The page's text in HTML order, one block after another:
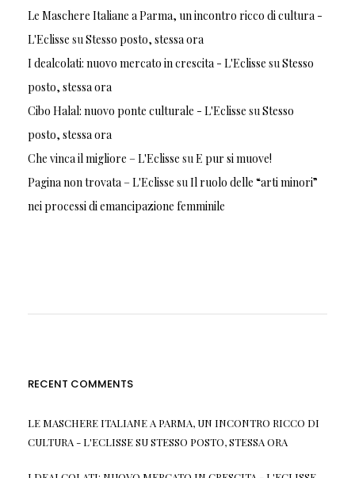
Le Maschere Italiane a Parma, un incontro ricco di cultura -
L'Eclisse suStesso posto, stessa ora
I dealcolati: nuovo mercato in crescita - L'Eclisse suStesso
posto, stessa ora
Cibo Halal: nuovo ponte culturale - L'Eclisse suStesso
posto, stessa ora
Che vinca il migliore – L'Eclisse suE pur si muove!
Pagina non trovata – L'Eclisse suIl ruolo delle “arti minori”
nei processi di emancipazione femminile
RECENT COMMENTS
LE MASCHERE ITALIANE A PARMA, UN INCONTRO RICCO DI
CULTURA - L'ECLISSESUSTESSO POSTO, STESSA ORA